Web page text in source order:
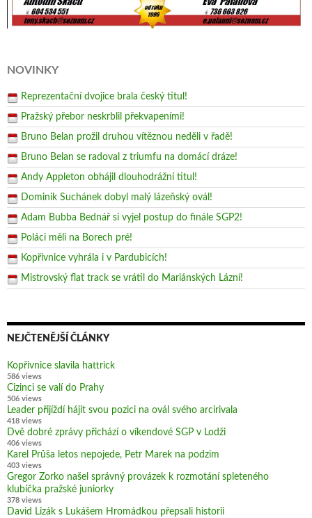
NOVINKY
Reprezentační dvojice brala český titul!
Pražský přebor neskrblil překvapeními!
Bruno Belan prožil druhou vítěznou neděli v řadě!
Bruno Belan se radoval z triumfu na domácí dráze!
Andy Appleton obhájil dlouhodrážní titul!
Dominik Suchánek dobyl malý lázeňský ovál!
Adam Bubba Bednář si vyjel postup do finále SGP2!
Poláci měli na Borech pré!
Kopřivnice vyhrála i v Pardubicích!
Mistrovský flat track se vrátil do Mariánských Lázní!
NEJČTENĚJŠÍ ČLÁNKY
Kopřivnice slavila hattrick
586 views
Cizinci se valí do Prahy
506 views
Leader přijíždí hájit svou pozici na ovál svého arcirivala
418 views
Dvě dobré zprávy přichází o víkendové SGP v Lodži
406 views
Karel Průša letos nepojede, Petr Marek na podzim
403 views
Gregor Zorko našel správný provázek k rozmotání spleteného
klubíčka pražské juniorky
378 views
David Lizák s Lukášem Hromádkou přepsali historii